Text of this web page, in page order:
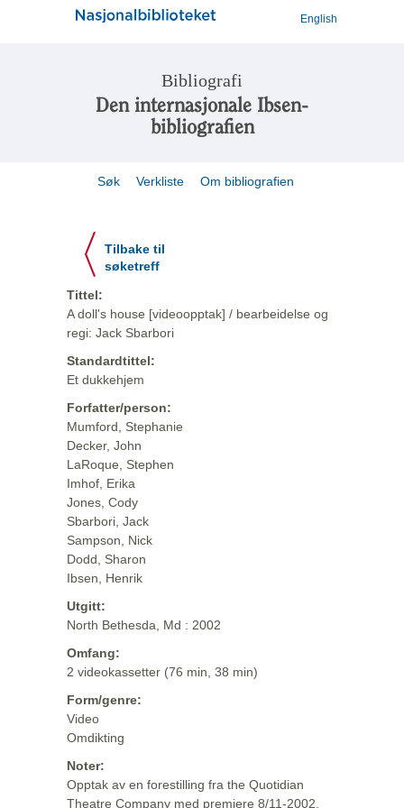
English
Bibliografi
Den internasjonale Ibsen-
bibliografien
Søk Verkliste Om bibliografien
Tilbake til
søketreff
Tittel:
A doll's house [videoopptak] / bearbeidelse og
regi: Jack Sbarbori
Standardtittel:
Et dukkehjem
Forfatter/person:
Mumford, Stephanie
Decker, John
LaRoque, Stephen
Imhof, Erika
Jones, Cody
Sbarbori, Jack
Sampson, Nick
Dodd, Sharon
Ibsen, Henrik
Utgitt:
North Bethesda, Md : 2002
Omfang:
2 videokassetter (76 min, 38 min)
Form/genre:
Video
Omdikting
Noter:
Opptak av en forestilling fra the Quotidian
Theatre Company med premiere 8/11-2002.